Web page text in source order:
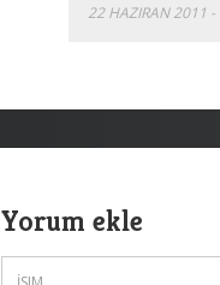
22 HAZIRAN 2011 -
Yorum ekle